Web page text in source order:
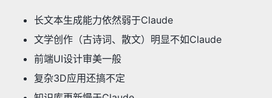
长文本生成能力依然弱于Claude
文学创作（古诗词、散文）明显不如Claude
前端UI设计审美一般
复杂3D应用还搞不定